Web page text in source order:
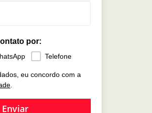
por:
Telefone
eu concordo com a
.
Enviar